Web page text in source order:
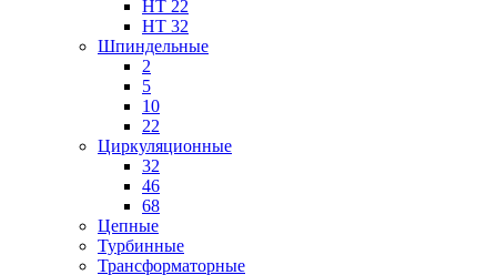
HT 22
HT 32
Шпиндельные
2
5
10
22
Циркуляционные
32
46
68
Цепные
Турбинные
Трансформаторные